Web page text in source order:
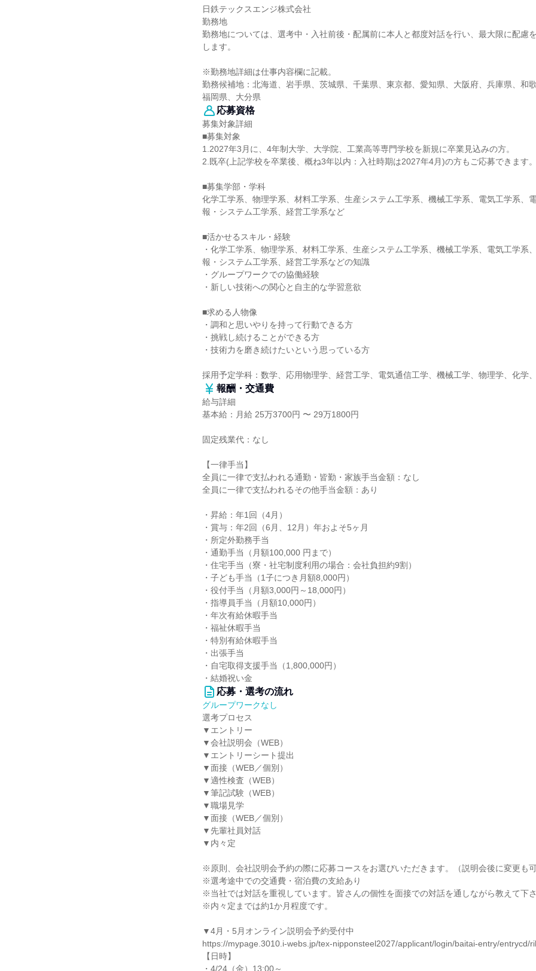
日鉄テックスエンジ株式会社
勤務地
勤務地については、選考中・入社前後・配属前に本人と都度対話を行い、最大限に配慮
します。
※勤務地詳細は仕事内容欄に記載。
勤務候補地：北海道、岩手県、茨城県、千葉県、東京都、愛知県、大阪府、兵庫県、和歌
福岡県、大分県
応募資格
募集対象詳細
■募集対象
1.2027年3月に、4年制大学、大学院、工業高等専門学校を新規に卒業見込みの方。
2.既卒(上記学校を卒業後、概ね3年以内：入社時期は2027年4月)の方もご応募できます。
■募集学部・学科
化学工学系、物理学系、材料工学系、生産システム工学系、機械工学系、電気工学系、
報・システム工学系、経営工学系など
■活かせるスキル・経験
・化学工学系、物理学系、材料工学系、生産システム工学系、機械工学系、電気工学系
報・システム工学系、経営工学系などの知識
・グループワークでの協働経験
・新しい技術への関心と自主的な学習意欲
■求める人物像
・調和と思いやりを持って行動できる方
・挑戦し続けることができる方
・技術力を磨き続けたいという思っている方
採用予定学科：数学、応用物理学、経営工学、電気通信工学、機械工学、物理学、化学
報酬・交通費
給与詳細
基本給：月給 25万3700円 〜 29万1800円
固定残業代：なし
【一律手当】
全員に一律で支払われる通勤・皆勤・家族手当金額：なし
全員に一律で支払われるその他手当金額：あり
・昇給：年1回（4月）
・賞与：年2回（6月、12月）年およそ5ヶ月
・所定外勤務手当
・通勤手当（月額100,000 円まで）
・住宅手当（寮・社宅制度利用の場合：会社負担約9割）
・子ども手当（1子につき月額8,000円）
・役付手当（月額3,000円～18,000円）
・指導員手当（月額10,000円）
・年次有給休暇手当
・福祉休暇手当
・特別有給休暇手当
・出張手当
・自宅取得支援手当（1,800,000円）
・結婚祝い金
応募・選考の流れ
グループワークなし
選考プロセス
▼エントリー
▼会社説明会（WEB）
▼エントリーシート提出
▼面接（WEB／個別）
▼適性検査（WEB）
▼筆記試験（WEB）
▼職場見学
▼面接（WEB／個別）
▼先輩社員対話
▼内々定
※原則、会社説明会予約の際に応募コースをお選びいただきます。（説明会後に変更も可
※選考途中での交通費・宿泊費の支給あり
※当社では対話を重視しています。皆さんの個性を面接での対話を通しながら教えて下さ
※内々定までは約1か月程度です。
▼4月・5月オンライン説明会予約受付中
https://mypage.3010.i-webs.jp/tex-nipponsteel2027/applicant/login/baitai-entry/entrycd/
【日時】
・4/24（金）13:00～